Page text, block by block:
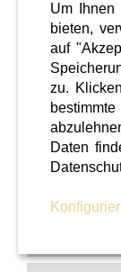
Um Ihnen
bieten,
auf
zu.
Daten